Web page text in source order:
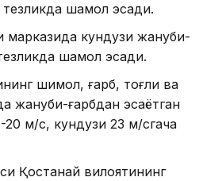
шамол эсади.
марказида кундузи жануби-
шамол эсади.
шимол, ғарб, тоғли ва
жануби-ғарбдан эсаётган
20 м/с, кундузи 23 м/сгача
Қостанай вилоятининг